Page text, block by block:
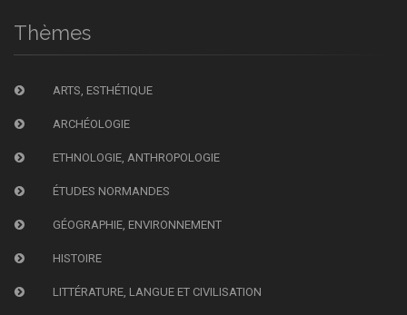
Thèmes
ARTS, ESTHÉTIQUE
ARCHÉOLOGIE
ETHNOLOGIE, ANTHROPOLOGIE
ÉTUDES NORMANDES
GÉOGRAPHIE, ENVIRONNEMENT
HISTOIRE
LITTÉRATURE, LANGUE ET CIVILISATION